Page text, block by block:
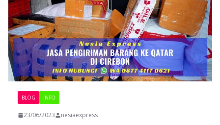
BLOG INFO
23/06/2023 nesiaexpress